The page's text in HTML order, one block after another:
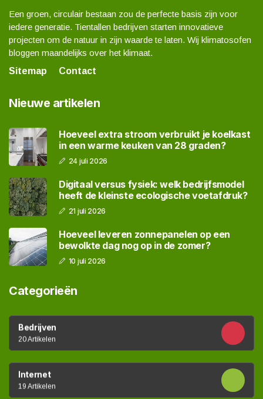
Een groen, circulair bestaan zou de perfecte basis zijn voor
iedere generatie. Tientallen bedrijven starten innovatieve
projecten om de natuur in zijn waarde te laten. Wij klimatosofen
bloggen maandelijks over het klimaat.
Sitemap
Contact
Nieuwe artikelen
Hoeveel extra stroom verbruikt je koelkast
in een warme keuken van 28 graden?
24 juli 2026
Digitaal versus fysiek: welk bedrijfsmodel
heeft de kleinste ecologische voetafdruk?
21 juli 2026
Hoeveel leveren zonnepanelen op een
bewolkte dag nog op in de zomer?
10 juli 2026
Categorieën
Bedrijven
20 Artikelen
Internet
19 Artikelen